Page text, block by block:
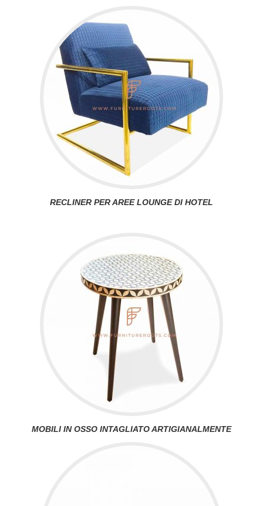
RECLINER PER AREE LOUNGE DI HOTEL
MOBILI IN OSSO INTAGLIATO ARTIGIANALMENTE